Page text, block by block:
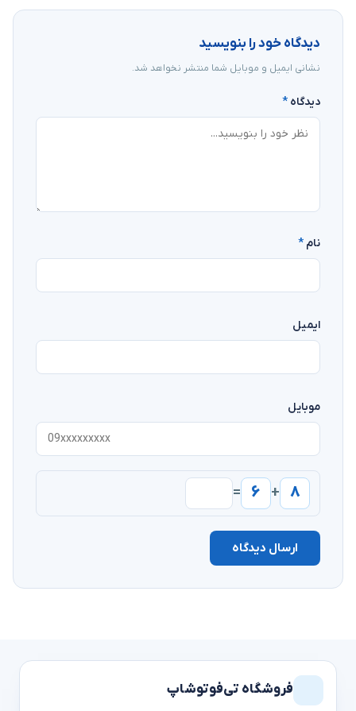
دیدگاه خود را بنویسید
نشانی ایمیل و موبایل شما منتشر نخواهد شد.
دیدگاه *
نام *
ایمیل
موبایل
۸ + ۶ =
ارسال دیدگاه
فروشگاه تی‌فوتوشاپ